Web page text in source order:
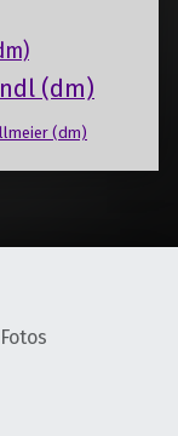
(dm)
(dm)